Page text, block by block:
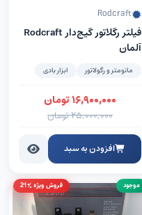
Rodcraft
فیلتر رگلاتور گیج‌دار Rodcraft
آلمان
مانومتر و رگولاتور ابزار بادی
۱۶,۹۰۰,۰۰۰تومان
۲۵,۰۰۰,۰۰۰تومان
افزودن به سبد
موجود فروش ویژه %21